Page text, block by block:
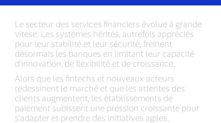
Le secteur des services financiers évolue à grande
vitese. Les systèmes hérités, autrefois appréciés
pour leur stabilité et leur sécurité, freinent
désormais les banques en limitant leur capacité
d’innovation, de flexibilité et de croissance.
Alors que les fintechs et nouveaux acteurs
redessinent le marché et que les attentes des
clients augmentent, les établissements de
paiement subissent une pression croissante pour
s’adapter et prendre des initiatives agiles.